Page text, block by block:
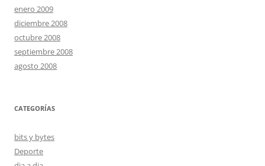
enero 2009
diciembre 2008
octubre 2008
septiembre 2008
agosto 2008
CATEGORÍAS
bits y bytes
Deporte